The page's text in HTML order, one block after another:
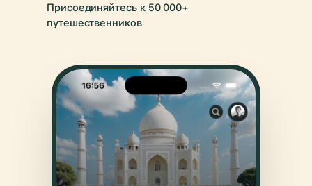
Присоединяйтесь к 50 000+
путешественников